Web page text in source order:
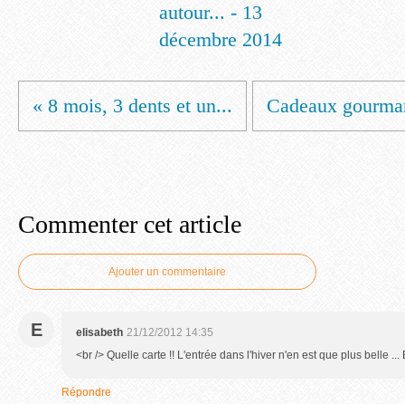
autour... - 13
décembre 2014
« 8 mois, 3 dents et un... Cadeaux
Commenter cet article
Ajouter un commentaire
E elisabeth 21/12/2012 14:35
<br /> Quelle carte !! L'entrée dans l'hiver n'en est que plus belle ...
Répondre